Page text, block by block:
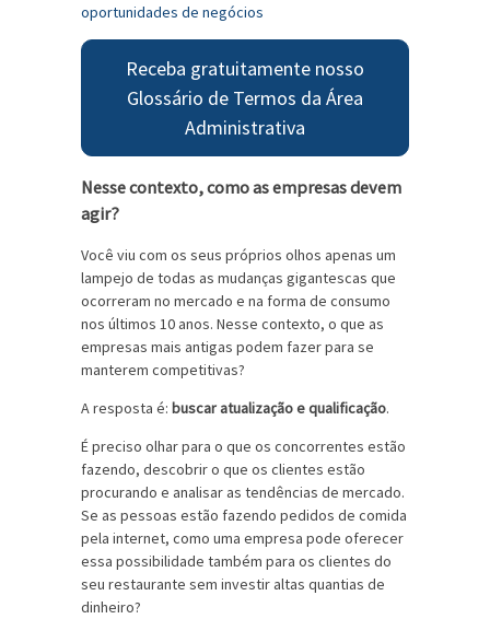
oportunidades de negócios
Receba gratuitamente nosso
Glossário de Termos da Área
Administrativa
Nesse contexto, como as empresas devem
agir?
Você viu com os seus próprios olhos apenas um
lampejo de todas as mudanças gigantescas que
ocorreram no mercado e na forma de consumo
nos últimos 10 anos. Nesse contexto, o que as
empresas mais antigas podem fazer para se
manterem competitivas?
A resposta é: buscar atualização e qualificação.
É preciso olhar para o que os concorrentes estão
fazendo, descobrir o que os clientes estão
procurando e analisar as tendências de mercado.
Se as pessoas estão fazendo pedidos de comida
pela internet, como uma empresa pode oferecer
essa possibilidade também para os clientes do
seu restaurante sem investir altas quantias de
dinheiro?